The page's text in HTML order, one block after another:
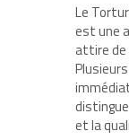
Le
est une
attire de
et la